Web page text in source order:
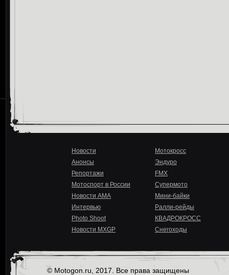
Новости
Анонсы
Репортажи
Мотоспорт в России
Новости AMA
Интервью
Photo Shoot
Новости MXGP
Мотокросс
Эндуро
FMX
Супермото
Мини-байки
Ралли-рейды
КВАДРОКРОСС
Снегоходы
© Motogon.ru, 2017. Все права защищены